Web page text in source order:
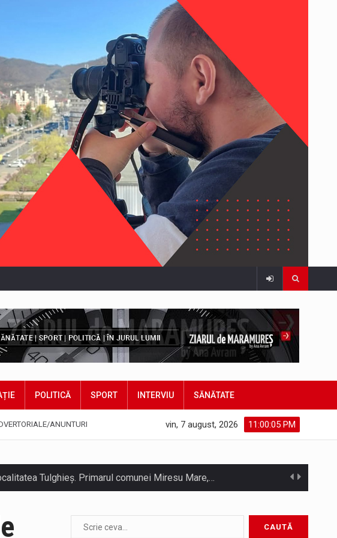
POLITICĂ SPORT INTERVIU SĂNĂTATE
ANUNTURI 11:00:07 PM
vin, 7 august, 2026
Tulghieș. Primarul comunei Miresu Mare,…